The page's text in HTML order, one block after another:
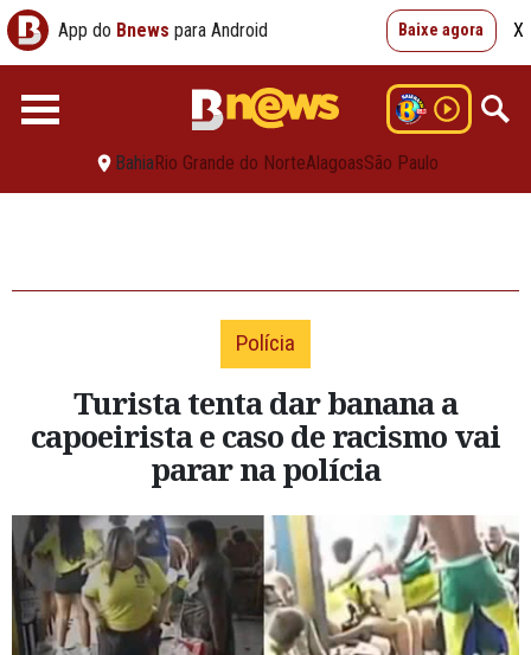
App do Bnews para Android Baixe agora X
BahiaRio Grande do NorteAlagoasSão Paulo
Polícia
Turista tenta dar banana a
capoeirista e caso de racismo vai
parar na polícia